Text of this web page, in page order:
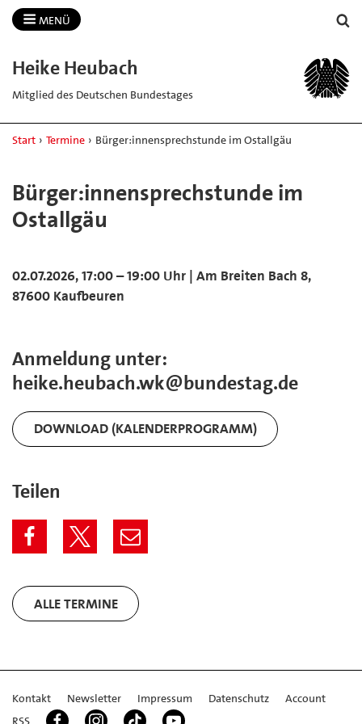
MENÜ
Heike Heubach
Mitglied des Deutschen Bundestages
Start › Termine › Bürger:innensprechstunde im Ostallgäu
Bürger:innensprechstunde im
Ostallgäu
02.07.2026, 17:00 – 19:00 Uhr | Am Breiten Bach 8,
87600 Kaufbeuren
Anmeldung unter:
heike.heubach.wk@bundestag.de
DOWNLOAD (KALENDERPROGRAMM)
Teilen
ALLE TERMINE
Kontakt Newsletter Impressum Datenschutz
Account
RSS